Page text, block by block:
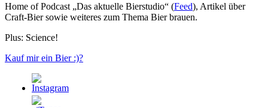
Home of Podcast „Das aktuelle Bierstudio“ (Feed), Artikel über
Craft-Bier sowie weiteres zum Thema Bier brauen.
Plus: Science!
Kauf mir ein Bier :)?